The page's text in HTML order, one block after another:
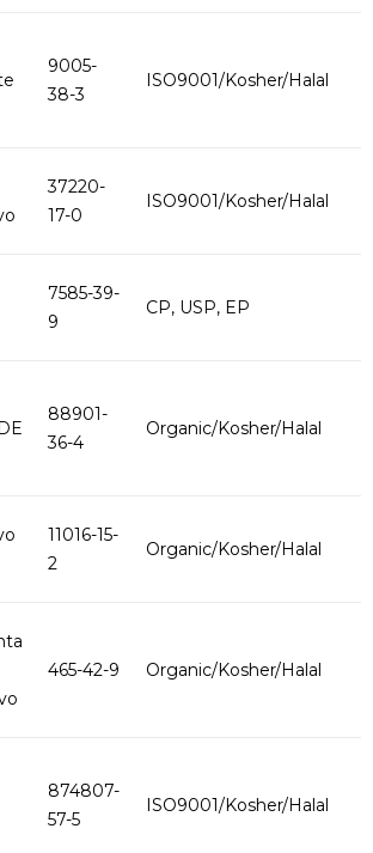
9005-
38-3
ISO9001/Kosher/Halal
37220-
17-0
ISO9001/Kosher/Halal
7585-39-
9
CP, USP, EP
88901-
36-4
Organic/Kosher/Halal
11016-15-
2
Organic/Kosher/Halal
465-42-9 Organic/Kosher/Halal
874807-
57-5
ISO9001/Kosher/Halal